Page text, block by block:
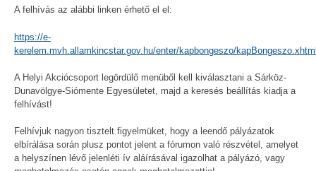
A felhívás az alábbi linken érhető el el:
https://e-
kerelem.mvh.allamkincstar.gov.hu/enter/kapbongeszo/
A Helyi Akciócsoport legördülő menüből kell kiválasztani a Sárköz-
Dunavölgye-Siómente Egyesületet, majd a keresés beállítás kiadja a
felhívást!
Felhívjuk nagyon tisztelt figyelmüket, hogy a leendő pályázatok
elbírálása során plusz pontot jelent a fórumon való részvétel, amelyet
a helyszínen lévő jelenléti ív aláírásával igazolhat a pályázó, vagy